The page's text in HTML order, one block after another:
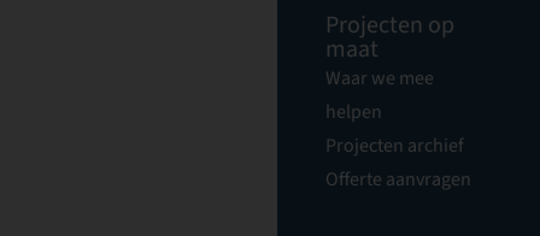
Projecten op
maat
Waar we mee
helpen
Projecten archief
Offerte aanvragen